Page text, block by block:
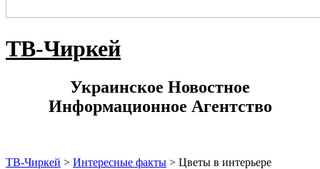
ТВ-Чиркей
Украинское Новостное
Информационное Агентство
ТВ-Чиркей > Интересные факты > Цветы в интерьере